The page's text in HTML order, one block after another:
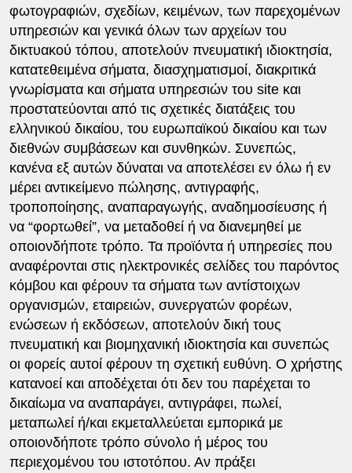
φωτογραφιών, σχεδίων, κειμένων, των παρεχομένων
υπηρεσιών και γενικά όλων των αρχείων του
δικτυακού τόπου, αποτελούν πνευματική ιδιοκτησία,
κατατεθειμένα σήματα, διασχηματισμοί, διακριτικά
γνωρίσματα και σήματα υπηρεσιών του site και
προστατεύονται από τις σχετικές διατάξεις του
ελληνικού δικαίου, του ευρωπαϊκού δικαίου και των
διεθνών συμβάσεων και συνθηκών. Συνεπώς,
κανένα εξ αυτών δύναται να αποτελέσει εν όλω ή εν
μέρει αντικείμενο πώλησης, αντιγραφής,
τροποποίησης, αναπαραγωγής, αναδημοσίευσης ή
να “φορτωθεί”, να μεταδοθεί ή να διανεμηθεί με
οποιονδήποτε τρόπο. Τα προϊόντα ή υπηρεσίες που
αναφέρονται στις ηλεκτρονικές σελίδες του παρόντος
κόμβου και φέρουν τα σήματα των αντίστοιχων
οργανισμών, εταιρειών, συνεργατών φορέων,
ενώσεων ή εκδόσεων, αποτελούν δική τους
πνευματική και βιομηχανική ιδιοκτησία και συνεπώς
οι φορείς αυτοί φέρουν τη σχετική ευθύνη. Ο χρήστης
κατανοεί και αποδέχεται ότι δεν του παρέχεται το
δικαίωμα να αναπαράγει, αντιγράφει, πωλεί,
μεταπωλεί ή/και εκμεταλλεύεται εμπορικά με
οποιονδήποτε τρόπο σύνολο ή μέρος του
περιεχομένου του ιστοτόπου. Αν πράξει